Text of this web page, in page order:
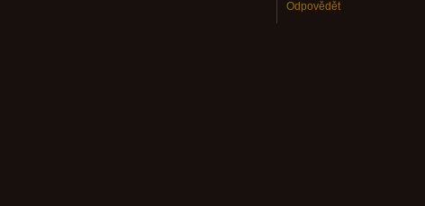
Odpovědět